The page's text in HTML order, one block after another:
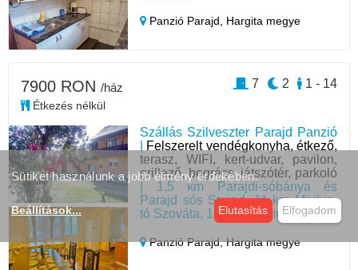
Panzió Parajd, Hargita megye
Szállás Szilveszter Parajd Panzió
Felszerelt vendégkonyha, étkező,
terasz, WIFI, kert-udvar, pavilon,
grillező, bogrács, játszótér, parkoló
| 1,5 km Parajdi-sóbánya és
Parajd sós Strand, 11 km Medve-
tó Szováta, 15 km Bucsin-sípálya
Panzió Parajd,Hargita megye
7900 RON /ház
Étkezés nélkül
1 - 14
2
7
Sütiket használunk a jobb élmény érdekében.
Beállítások... Elutasítás Elfogadom